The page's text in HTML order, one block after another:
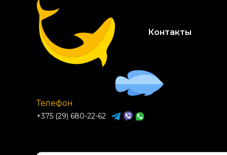
Контакты
Телефон
+375 (29) 680-22-62